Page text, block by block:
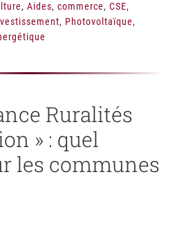
, Aides, commerce, CSE,
, Photovoltaïque,
Ruralités
» : quel
les communes